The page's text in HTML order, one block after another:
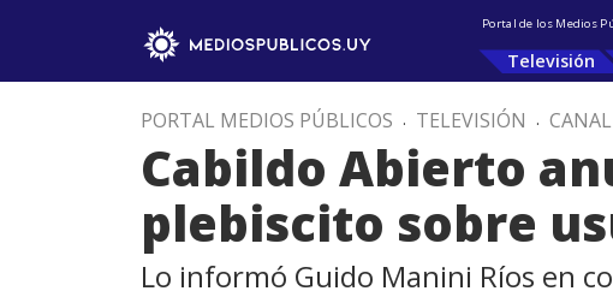
Portal de los Medios
Televisión
PORTAL MEDIOS PÚBLICOS . TELEVISIÓN .
Cabildo Abierto
plebiscito sobre
Lo informó Guido Manini Ríos en